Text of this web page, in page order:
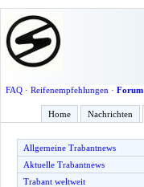
FAQ· Reifenempfehlungen · Forum
Home Nachrichten
Allgemeine Trabantnews
Aktuelle Trabantnews
Trabant weltweit